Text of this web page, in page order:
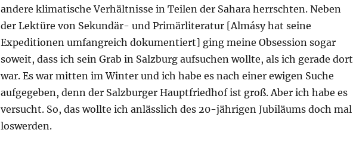
andere klimatische Verhältnisse in Teilen der Sahara herrschten. Neben
der Lektüre von Sekundär- und Primärliteratur [Almásy hat seine
Expeditionen umfangreich dokumentiert] ging meine Obsession sogar
soweit, dass ich sein Grab in Salzburg aufsuchen wollte, als ich gerade dort
war. Es war mitten im Winter und ich habe es nach einer ewigen Suche
aufgegeben, denn der Salzburger Hauptfriedhof ist groß. Aber ich habe es
versucht. So, das wollte ich anlässlich des 20-jährigen Jubiläums doch mal
loswerden.